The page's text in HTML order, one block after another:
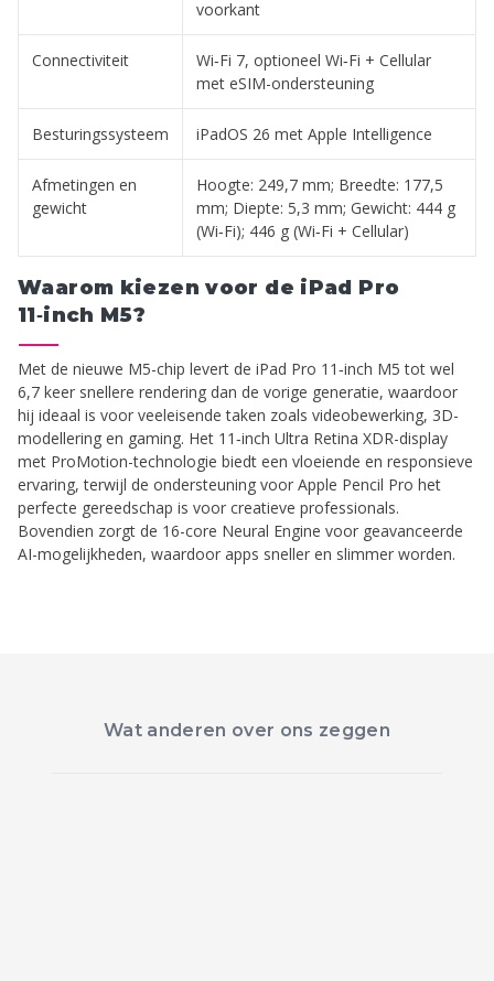
voorkant
Connectiviteit
Wi‑Fi 7, optioneel Wi‑Fi + Cellular
met eSIM-ondersteuning
Besturingssysteem iPadOS 26 met Apple Intelligence
Afmetingen en
gewicht
Hoogte: 249,7 mm; Breedte: 177,5
mm; Diepte: 5,3 mm; Gewicht: 444 g
(Wi‑Fi); 446 g (Wi‑Fi + Cellular)
Waarom kiezen voor de iPad Pro
11‑inch M5?
Met de nieuwe M5-chip levert de iPad Pro 11‑inch M5 tot wel
6,7 keer snellere rendering dan de vorige generatie, waardoor
hij ideaal is voor veeleisende taken zoals videobewerking, 3D-
modellering en gaming. Het 11‑inch Ultra Retina XDR-display
met ProMotion-technologie biedt een vloeiende en responsieve
ervaring, terwijl de ondersteuning voor Apple Pencil Pro het
perfecte gereedschap is voor creatieve professionals.
Bovendien zorgt de 16-core Neural Engine voor geavanceerde
AI-mogelijkheden, waardoor apps sneller en slimmer worden.
Wat anderen over ons zeggen